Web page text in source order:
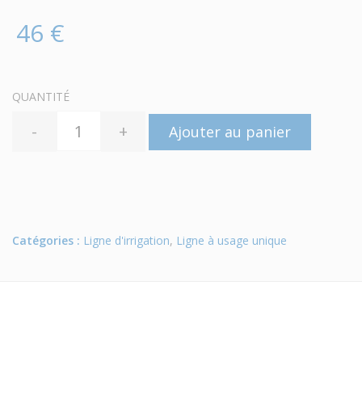
46 €
QUANTITÉ
- + Ajouter au panier
Catégories : Ligne d'irrigation, Ligne à usage unique